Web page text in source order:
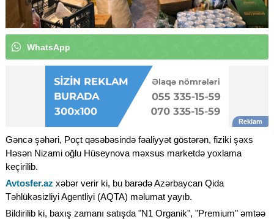
WhatsApp
Gəncə şəhəri, Poçt qəsəbəsində fəaliyyət göstərən, fiziki şəxs
Həsən Nizami oğlu Hüseynova məxsus marketdə yoxlama
keçirilib.
Avtosfer.az xəbər verir ki, bu barədə Azərbaycan Qida
Təhlükəsizliyi Agentliyi (AQTA) məlumat yayıb.
Bildirilib ki, baxış zamanı satışda "N1 Organik", "Premium" əmtəə